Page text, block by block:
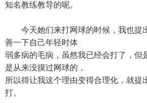
知名教练教导的呢。
今天她们来打网球的时候，我也提
善一下自己年轻时体
弱多病的毛病，虽然我已经会打了，但
是从来没摸过网球的，
所以得让我这个理由变得合理化，就提
打。